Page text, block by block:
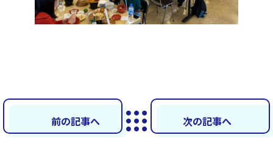
前の記事へ 次の記事へ